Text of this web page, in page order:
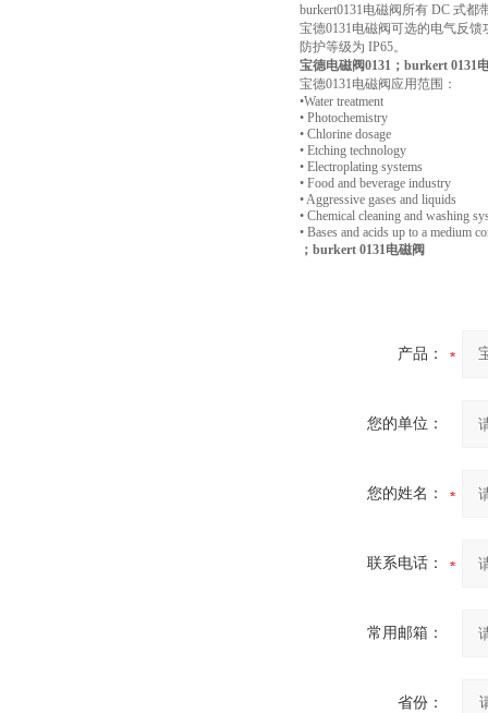
burkert0131电磁阀所有 DC 式都
宝德0131电磁阀可选的电气反馈
防护等级为 IP65。
宝德电磁阀0131；burkert 0131
宝德0131电磁阀应用范围：
•Water treatment
• Photochemistry
• Chlorine dosage
• Etching technology
• Electroplating systems
• Food and beverage industry
• Aggressive gases and liquids
• Chemical cleaning and washing
• Bases and acids up to a medium
；burkert 0131电磁阀
产品：
您的单位：
您的姓名：
联系电话：
常用邮箱：
省份：